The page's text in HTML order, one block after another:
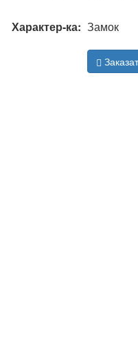
Характер-ка: Замок